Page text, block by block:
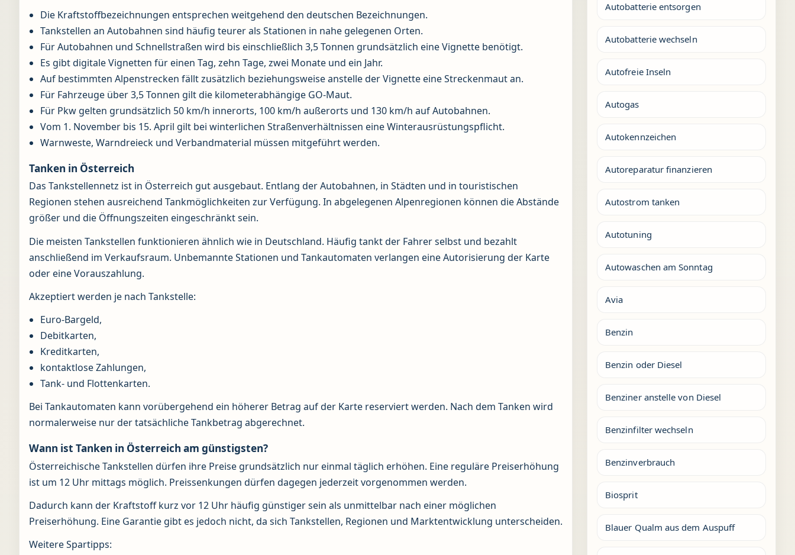
Die Kraftstoffbezeichnungen entsprechen weitgehend den deutschen Bezeichnungen.
Tankstellen an Autobahnen sind häufig teurer als Stationen in nahe gelegenen Orten.
Für Autobahnen und Schnellstraßen wird bis einschließlich 3,5 Tonnen grundsätzlich eine Vignette benötigt.
Es gibt digitale Vignetten für einen Tag, zehn Tage, zwei Monate und ein Jahr.
Auf bestimmten Alpenstrecken fällt zusätzlich beziehungsweise anstelle der Vignette eine Streckenmaut an.
Für Fahrzeuge über 3,5 Tonnen gilt die kilometerabhängige GO-Maut.
Für Pkw gelten grundsätzlich 50 km/h innerorts, 100 km/h außerorts und 130 km/h auf Autobahnen.
Vom 1. November bis 15. April gilt bei winterlichen Straßenverhältnissen eine Winterausrüstungspflicht.
Warnweste, Warndreieck und Verbandmaterial müssen mitgeführt werden.
Tanken in Österreich
Das Tankstellennetz ist in Österreich gut ausgebaut. Entlang der Autobahnen, in Städten und in touristischen
Regionen stehen ausreichend Tankmöglichkeiten zur Verfügung. In abgelegenen Alpenregionen können die Abstände
größer und die Öffnungszeiten eingeschränkt sein.
Die meisten Tankstellen funktionieren ähnlich wie in Deutschland. Häufig tankt der Fahrer selbst und bezahlt
anschließend im Verkaufsraum. Unbemannte Stationen und Tankautomaten verlangen eine Autorisierung der Karte
oder eine Vorauszahlung.
Akzeptiert werden je nach Tankstelle:
Euro-Bargeld,
Debitkarten,
Kreditkarten,
kontaktlose Zahlungen,
Tank- und Flottenkarten.
Bei Tankautomaten kann vorübergehend ein höherer Betrag auf der Karte reserviert werden. Nach dem Tanken wird
normalerweise nur der tatsächliche Tankbetrag abgerechnet.
Wann ist Tanken in Österreich am günstigsten?
Österreichische Tankstellen dürfen ihre Preise grundsätzlich nur einmal täglich erhöhen. Eine reguläre Preiserhöhung
ist um 12 Uhr mittags möglich. Preissenkungen dürfen dagegen jederzeit vorgenommen werden.
Dadurch kann der Kraftstoff kurz vor 12 Uhr häufig günstiger sein als unmittelbar nach einer möglichen
Preiserhöhung. Eine Garantie gibt es jedoch nicht, da sich Tankstellen, Regionen und Marktentwicklung unterscheiden.
Weitere Spartipps:
Autobatterie entsorgen
Autobatterie wechseln
Autofreie Inseln
Autogas
Autokennzeichen
Autoreparatur finanzieren
Autostrom tanken
Autotuning
Autowaschen am Sonntag
Avia
Benzin
Benzin oder Diesel
Benziner anstelle von Diesel
Benzinfilter wechseln
Benzinverbrauch
Biosprit
Blauer Qualm aus dem Auspuff